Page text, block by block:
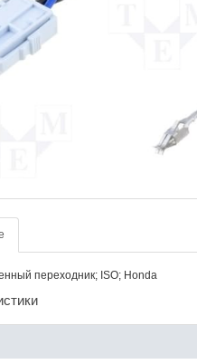
переходник; ISO; Honda